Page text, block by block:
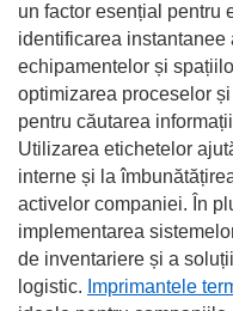
un factor esențial pentru
identificarea instantanee
echipamentelor și
optimizarea proceselor
pentru căutarea
Utilizarea etichetelor
interne și la
activelor companiei. În
implementarea
de inventariere și a
logistic. Imprimantele